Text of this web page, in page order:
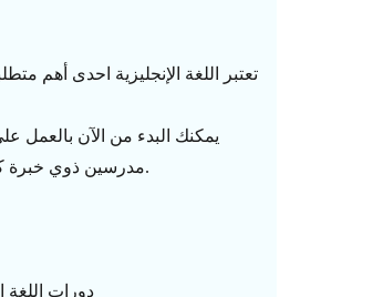
تعتبر اللغة الإنجليزية احدى أهم
يمكنك البدء من الآن بالعمل
مدرسين ذوي خبرة كبيرة مع المعهد الأمريكي تمارة.
دورات اللغة